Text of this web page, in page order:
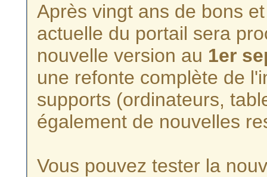
Après vingt ans de bons
actuelle du portail sera
nouvelle version au 1er
une refonte complète de
supports (ordinateurs,
également de nouvelles
Vous pouvez tester la